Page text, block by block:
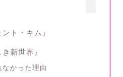
ト・キム』
新世界』
かった理由